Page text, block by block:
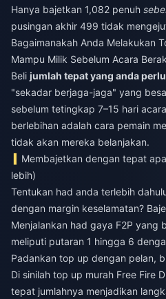
Hanya bajetkan 1,082 penuh
pusingan akhir 499 tidak
Bagaimanakah Anda Melakukan
Mampu Milik Sebelum Acara
Beli jumlah tepat yang anda
"sekadar berjaga-jaga" yang
sebelum tetingkap 7–15 hari
berlebihan adalah cara pemain
tidak akan mereka belanjakan.
Membajetkan dengan tepat
lebih)
Tentukan had anda terlebih
dengan margin keselamatan?
Menjalankan had gaya F2P yang
meliputi putaran 1 hingga 6
Padankan top up dengan pelan,
Di sinilah top up murah Free Fire
tepat jumlahnya menjadikan